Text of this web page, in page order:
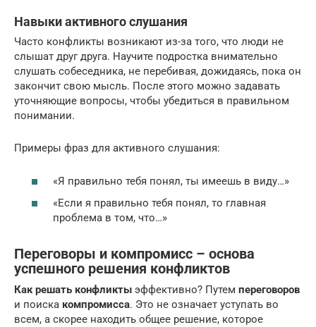
Навыки активного слушания
Часто конфликты возникают из-за того, что люди не
слышат друг друга. Научите подростка внимательно
слушать собеседника, не перебивая, дожидаясь, пока он
закончит свою мысль. После этого можно задавать
уточняющие вопросы, чтобы убедиться в правильном
понимании.
Примеры фраз для активного слушания:
«Я правильно тебя понял, ты имеешь в виду…»
«Если я правильно тебя понял, то главная
проблема в том, что…»
Переговоры и компромисс – основа
успешного решения конфликтов
Как решать конфликты эффективно? Путем переговоров
и поиска компромисса. Это не означает уступать во
всем, а скорее находить общее решение, которое